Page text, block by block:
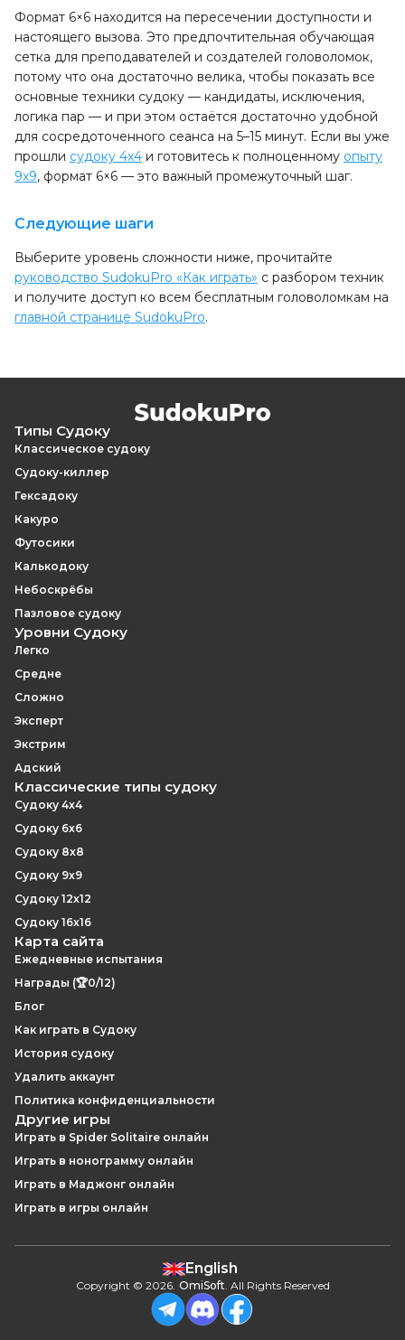
Формат 6×6 находится на пересечении доступности и
настоящего вызова. Это предпочтительная обучающая
сетка для преподавателей и создателей головоломок,
потому что она достаточно велика, чтобы показать все
основные техники судоку — кандидаты, исключения,
логика пар — и при этом остаётся достаточно удобной
для сосредоточенного сеанса на 5–15 минут. Если вы уже
прошли судоку 4x4 и готовитесь к полноценному опыту
9x9, формат 6×6 — это важный промежуточный шаг.
Следующие шаги
Выберите уровень сложности ниже, прочитайте
руководство SudokuPro «Как играть» с разбором техник
и получите доступ ко всем бесплатным головоломкам на
главной странице SudokuPro.
Типы Судоку
Классическое судоку
Судоку-киллер
Гексадоку
Какуро
Футосики
Калькодоку
Небоскрёбы
Пазловое судоку
Уровни Судоку
Легко
Средне
Сложно
Эксперт
Экстрим
Адский
Классические типы судоку
Судоку 4x4
Судоку 6x6
Судоку 8x8
Судоку 9x9
Судоку 12x12
Судоку 16x16
Карта сайта
Ежедневные испытания
Награды (🏆0/12)
Блог
Как играть в Судоку
История судоку
Удалить аккаунт
Политика конфиденциальности
Другие игры
Играть в Spider Solitaire онлайн
Играть в нонограмму онлайн
Играть в Маджонг онлайн
Играть в игры онлайн
English
Copyright © 2026. OmiSoft. All Rights Reserved